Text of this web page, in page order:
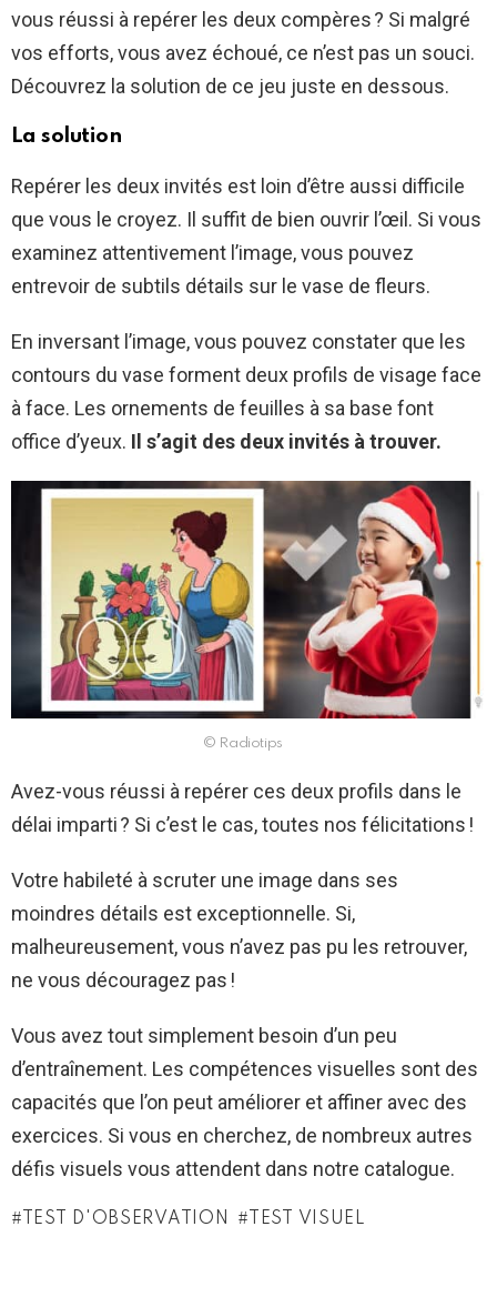
vous réussi à repérer les deux compères ? Si malgré
vos efforts, vous avez échoué, ce n’est pas un souci.
Découvrez la solution de ce jeu juste en dessous.
La solution
Repérer les deux invités est loin d’être aussi difficile
que vous le croyez. Il suffit de bien ouvrir l’œil. Si vous
examinez attentivement l’image, vous pouvez
entrevoir de subtils détails sur le vase de fleurs.
En inversant l’image, vous pouvez constater que les
contours du vase forment deux profils de visage face
à face. Les ornements de feuilles à sa base font
office d’yeux. Il s’agit des deux invités à trouver.
© Radiotips
Avez-vous réussi à repérer ces deux profils dans le
délai imparti ? Si c’est le cas, toutes nos félicitations !
Votre habileté à scruter une image dans ses
moindres détails est exceptionnelle. Si,
malheureusement, vous n’avez pas pu les retrouver,
ne vous découragez pas !
Vous avez tout simplement besoin d’un peu
d’entraînement. Les compétences visuelles sont des
capacités que l’on peut améliorer et affiner avec des
exercices. Si vous en cherchez, de nombreux autres
défis visuels vous attendent dans notre catalogue.
TEST D'OBSERVATION TEST VISUEL